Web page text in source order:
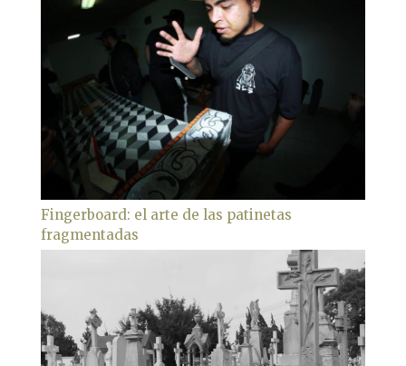
Fingerboard: el arte de las patinetas
fragmentadas